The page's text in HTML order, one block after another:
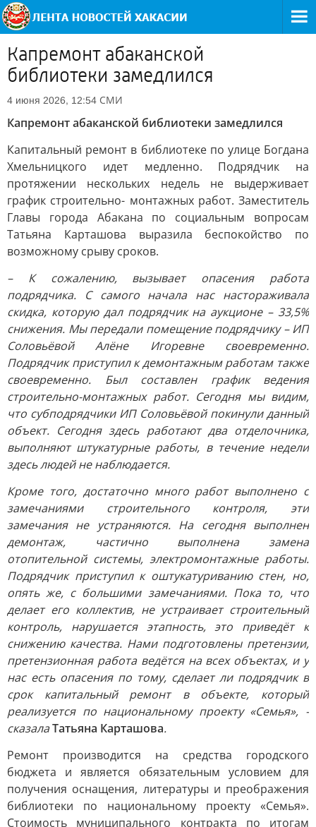
Капремонт абаканской
библиотеки замедлился
4 июня 2026, 12:54 СМИ
Капремонт абаканской библиотеки замедлился
Капитальный ремонт в библиотеке по улице Богдана
Хмельницкого идет медленно. Подрядчик на
протяжении нескольких недель не выдерживает
график строительно- монтажных работ. Заместитель
Главы города Абакана по социальным вопросам
Татьяна Карташова выразила беспокойство по
возможному срыву сроков.
– К сожалению, вызывает опасения работа
подрядчика. С самого начала нас настораживала
скидка, которую дал подрядчик на аукционе – 33,5%
снижения. Мы передали помещение подрядчику – ИП
Соловьёвой Алёне Игоревне своевременно.
Подрядчик приступил к демонтажным работам также
своевременно. Был составлен график ведения
строительно-монтажных работ. Сегодня мы видим,
что субподрядчики ИП Соловьёвой покинули данный
объект. Сегодня здесь работают два отделочника,
выполняют штукатурные работы, в течение недели
здесь людей не наблюдается.
Кроме того, достаточно много работ выполнено с
замечаниями строительного контроля, эти
замечания не устраняются. На сегодня выполнен
демонтаж, частично выполнена замена
отопительной системы, электромонтажные работы.
Подрядчик приступил к оштукатуриванию стен, но,
опять же, с большими замечаниями. Пока то, что
делает его коллектив, не устраивает строительный
контроль, нарушается этапность, это приведёт к
снижению качества. Нами подготовлены претензии,
претензионная работа ведётся на всех объектах, и у
нас есть опасения по тому, сделает ли подрядчик в
срок капитальный ремонт в объекте, который
реализуется по национальному проекту «Семья», -
сказалаТатьяна Карташова.
Ремонт производится на средства городского
бюджета и является обязательным условием для
получения оснащения, литературы и преображения
библиотеки по национальному проекту «Семья».
Стоимость муниципального контракта по итогам